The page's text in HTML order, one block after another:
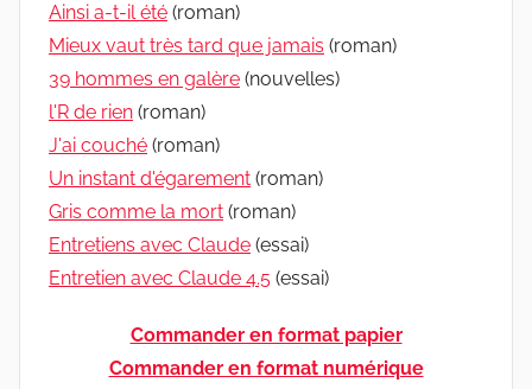
Ainsi a-t-il été (roman)
Mieux vaut très tard que jamais (roman)
39 hommes en galère (nouvelles)
l'R de rien (roman)
J'ai couché (roman)
Un instant d'égarement (roman)
Gris comme la mort (roman)
Entretiens avec Claude (essai)
Entretien avec Claude 4.5 (essai)
Commander en format papier
Commander en format numérique